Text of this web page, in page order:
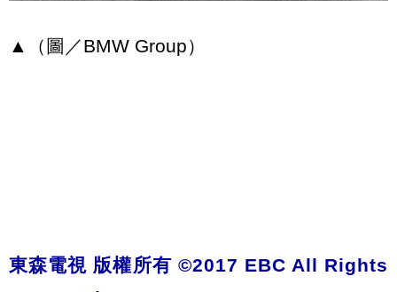
▲（圖／BMW Group）
東森電視 版權所有 ©2017 EBC All Rights